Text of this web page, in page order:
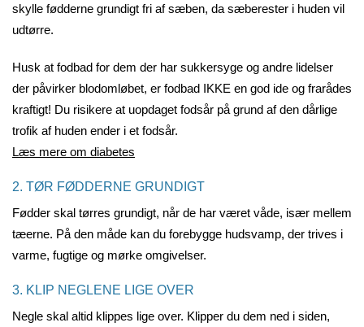
skylle fødderne grundigt fri af sæben, da sæberester i huden vil
udtørre.
Husk at fodbad for dem der har sukkersyge og andre lidelser
der påvirker blodomløbet, er fodbad IKKE en god ide og frarådes
kraftigt! Du risikere at uopdaget fodsår på grund af den dårlige
trofik af huden ender i et fodsår.
Læs mere om diabetes
2. TØR FØDDERNE GRUNDIGT
Fødder skal tørres grundigt, når de har været våde, især mellem
tæerne. På den måde kan du forebygge hudsvamp, der trives i
varme, fugtige og mørke omgivelser.
3. KLIP NEGLENE LIGE OVER
Negle skal altid klippes lige over. Klipper du dem ned i siden,